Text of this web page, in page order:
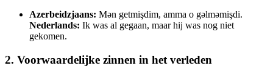
Azerbeidzjaans: Mən getmişdim, amma o gəlməmişdi.
Nederlands: Ik was al gegaan, maar hij was nog niet
gekomen.
2. Voorwaardelijke zinnen in het verleden